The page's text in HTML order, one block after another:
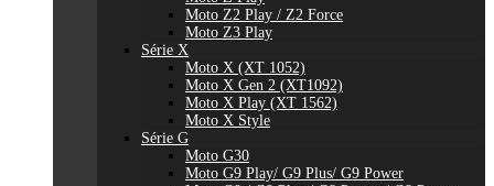
Moto Z2 Play / Z2 Force
Moto Z3 Play
Série X
Moto X (XT 1052)
Moto X Gen 2 (XT1092)
Moto X Play (XT 1562)
Moto X Style
Série G
Moto G30
Moto G9 Play/ G9 Plus/ G9 Power